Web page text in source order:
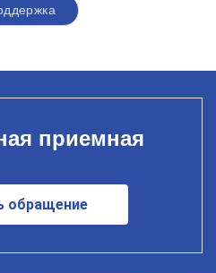
приемная
обращение